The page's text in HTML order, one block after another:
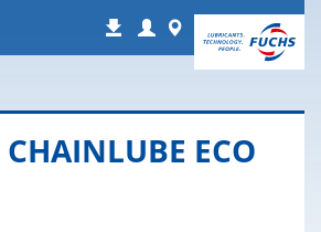
Descargas
Login Worldwide
ECO